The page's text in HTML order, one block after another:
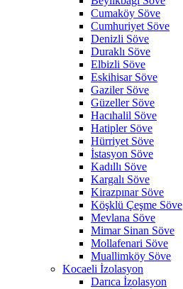
Cumaköy Söve
Cumhuriyet Söve
Denizli Söve
Duraklı Söve
Elbizli Söve
Eskihisar Söve
Gaziler Söve
Güzeller Söve
Hacıhalil Söve
Hatipler Söve
Hürriyet Söve
İstasyon Söve
Kadıllı Söve
Kargalı Söve
Kirazpınar Söve
Köşklü Çeşme Söve
Mevlana Söve
Mimar Sinan Söve
Mollafenari Söve
Muallimköy Söve
Kocaeli İzolasyon
Darıca İzolasyon